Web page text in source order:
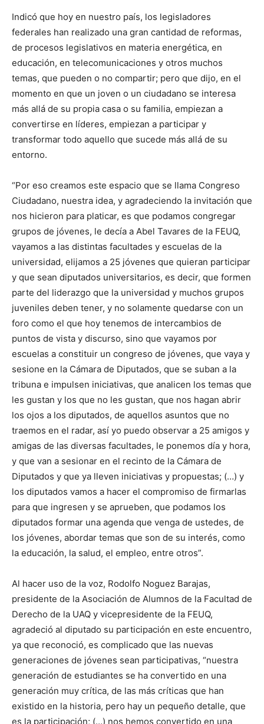
Indicó que hoy en nuestro país, los legisladores
federales han realizado una gran cantidad de reformas,
de procesos legislativos en materia energética, en
educación, en telecomunicaciones y otros muchos
temas, que pueden o no compartir; pero que dijo, en el
momento en que un joven o un ciudadano se interesa
más allá de su propia casa o su familia, empiezan a
convertirse en líderes, empiezan a participar y
transformar todo aquello que sucede más allá de su
entorno.
“Por eso creamos este espacio que se llama Congreso
Ciudadano, nuestra idea, y agradeciendo la invitación que
nos hicieron para platicar, es que podamos congregar
grupos de jóvenes, le decía a Abel Tavares de la FEUQ,
vayamos a las distintas facultades y escuelas de la
universidad, elijamos a 25 jóvenes que quieran participar
y que sean diputados universitarios, es decir, que formen
parte del liderazgo que la universidad y muchos grupos
juveniles deben tener, y no solamente quedarse con un
foro como el que hoy tenemos de intercambios de
puntos de vista y discurso, sino que vayamos por
escuelas a constituir un congreso de jóvenes, que vaya y
sesione en la Cámara de Diputados, que se suban a la
tribuna e impulsen iniciativas, que analicen los temas que
les gustan y los que no les gustan, que nos hagan abrir
los ojos a los diputados, de aquellos asuntos que no
traemos en el radar, así yo puedo observar a 25 amigos y
amigas de las diversas facultades, le ponemos día y hora,
y que van a sesionar en el recinto de la Cámara de
Diputados y que ya lleven iniciativas y propuestas; (…) y
los diputados vamos a hacer el compromiso de firmarlas
para que ingresen y se aprueben, que podamos los
diputados formar una agenda que venga de ustedes, de
los jóvenes, abordar temas que son de su interés, como
la educación, la salud, el empleo, entre otros”.
Al hacer uso de la voz, Rodolfo Noguez Barajas,
presidente de la Asociación de Alumnos de la Facultad de
Derecho de la UAQ y vicepresidente de la FEUQ,
agradeció al diputado su participación en este encuentro,
ya que reconoció, es complicado que las nuevas
generaciones de jóvenes sean participativas, “nuestra
generación de estudiantes se ha convertido en una
generación muy crítica, de las más críticas que han
existido en la historia, pero hay un pequeño detalle, que
es la participación; (…) nos hemos convertido en una